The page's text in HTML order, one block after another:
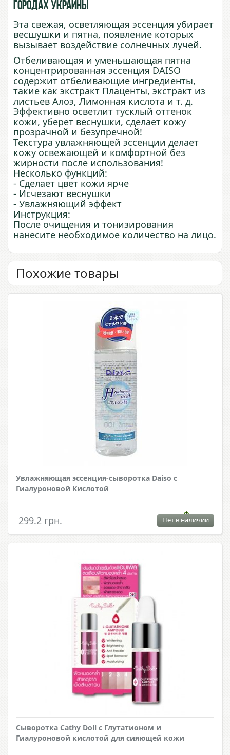
городах Украины
Эта свежая, осветляющая эссенция убирает
весшушки и пятна, появление которых
вызывает воздействие солнечных лучей.
Отбеливающая и уменьшающая пятна
концентрированная эссенция DAISO
содержит отбеливающие ингредиенты,
такие как экстракт Плаценты, экстракт из
листьев Алоэ, Лимонная кислота и т. д.
Эффективно осветлит тусклый оттенок
кожи, уберет веснушки, сделает кожу
прозрачной и безупречной!
Текстура увлажняющей эссенции делает
кожу освежающей и комфортной без
жирности после использования!
Несколько функций:
- Сделает цвет кожи ярче
- Исчезают веснушки
- Увлажняющий эффект
Инструкция:
После очищения и тонизирования
нанесите необходимое количество на лицо.
Похожие товары
Увлажняющая эссенция-сыворотка Daiso с
Гиалуроновой Кислотой
299.2 грн. Нет в наличии
Сыворотка Cathy Doll с Глутатионом и
Гиалуроновой кислотой для сияющей кожи